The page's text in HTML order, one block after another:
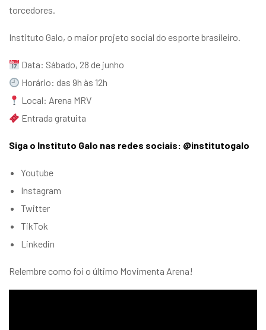
torcedores.
Instituto Galo, o maior projeto social do esporte brasileiro.
Data: Sábado, 28 de junho
Horário: das 9h às 12h
Local: Arena MRV
Entrada gratuita
Siga o Instituto Galo nas redes sociais: @institutogalo
Youtube
Instagram
Twitter
TikTok
Linkedin
Relembre como foi o último Movimenta Arena!